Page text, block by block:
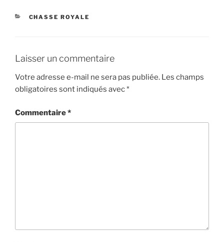
CATÉGORIES
CHASSE ROYALE
Laisser un commentaire
Votre adresse e-mail ne sera pas publiée. Les champs
obligatoires sont indiqués avec*
Commentaire*